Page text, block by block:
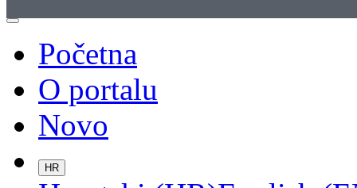
Početna
O portalu
Novo
HR